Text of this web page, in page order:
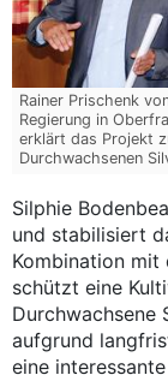
Rainer Prischenk
Regierung in
erklärt das Projekt
Durchwachsenen
Silphie
und stabilisiert
Kombination mit
schützt eine
Durchwachsene
aufgrund
eine